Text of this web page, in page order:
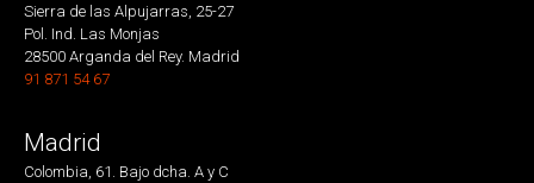
Sierra de las Alpujarras, 25-27
Pol. Ind. Las Monjas
28500 Arganda del Rey. Madrid
91 871 54 67
Madrid
Colombia, 61. Bajo dcha. A y C